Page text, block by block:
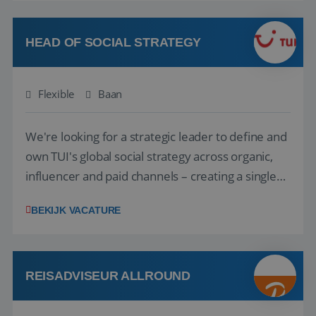
deze onderdelen zijn nu samen gevoegd...
HEAD OF SOCIAL STRATEGY
Flexible Baan
We're looking for a strategic leader to define and
own TUI's global social strategy across organic,
influencer and paid channels – creating a single
locally. The role will be published until 18 August
Attractive remuneration, discre...
BEKIJK VACATURE
REISADVISEUR ALLROUND